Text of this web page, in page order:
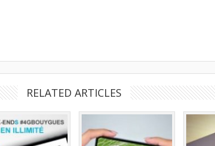
RELATED ARTICLES